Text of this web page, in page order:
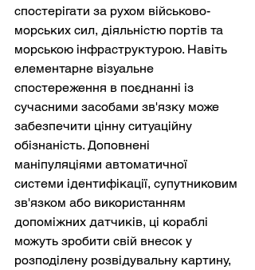
спостерігати за рухом військово-
морських сил, діяльністю портів та
морською інфраструктурою. Навіть
елементарне візуальне
спостереження в поєднанні із
сучасними засобами зв'язку може
забезпечити цінну ситуаційну
обізнаність. Доповнені
маніпуляціями автоматичної
системи ідентифікації, супутниковим
зв'язком або використанням
допоміжних датчиків, ці кораблі
можуть зробити свій внесок у
розподілену розвідувальну картину,